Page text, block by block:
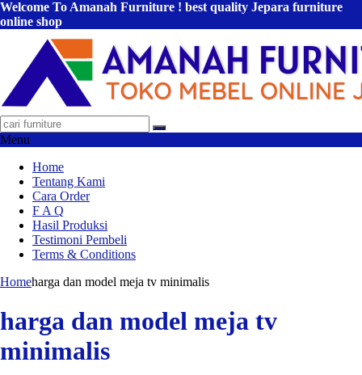
Welcome To Amanah Furniture ! best quality Jepara furniture
online shop
Menu
Home
Tentang Kami
Cara Order
F A Q
Hasil Produksi
Testimoni Pembeli
Terms & Conditions
Homeharga dan model meja tv minimalis
harga dan model meja tv
minimalis